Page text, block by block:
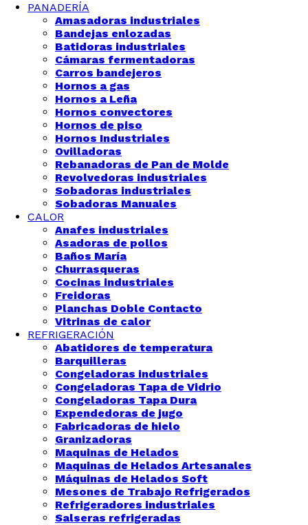
PANADERÍA
Amasadoras industriales
Bandejas enlozadas
Batidoras industriales
Cámaras fermentadoras
Carros bandejeros
Hornos a gas
Hornos a Leña
Hornos convectores
Hornos de piso
Hornos Industriales
Ovilladoras
Rebanadoras de Pan de Molde
Revolvedoras industriales
Sobadoras industriales
Sobadoras Manuales
CALOR
Anafes industriales
Asadoras de pollos
Baños María
Churrasqueras
Cocinas industriales
Freidoras
Planchas Doble Contacto
Vitrinas de calor
REFRIGERACIÓN
Abatidores de temperatura
Barquilleras
Congeladoras industriales
Congeladoras Tapa de Vidrio
Congeladoras Tapa Dura
Expendedoras de jugo
Fabricadoras de hielo
Granizadoras
Maquinas de Helados
Maquinas de Helados Artesanales
Máquinas de Helados Soft
Mesones de Trabajo Refrigerados
Refrigeradores industriales
Salseras refrigeradas